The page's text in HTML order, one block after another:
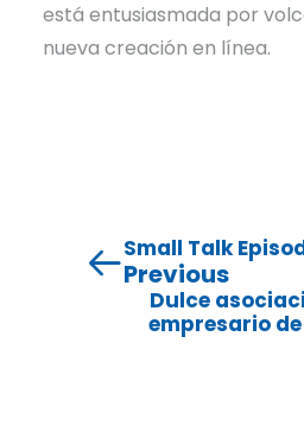
está entusiasmada por
nueva creación en línea.
Small Talk
Previous
Dulce
empresario